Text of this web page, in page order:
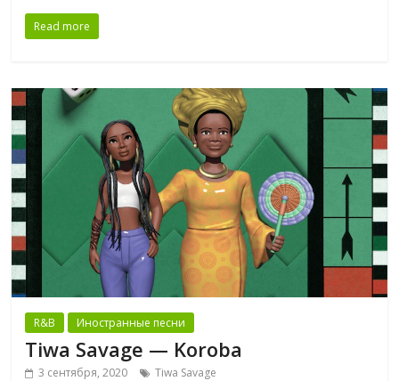
Read more
R&B Иностранные песни
Tiwa Savage — Koroba
3 сентября, 2020 Tiwa Savage